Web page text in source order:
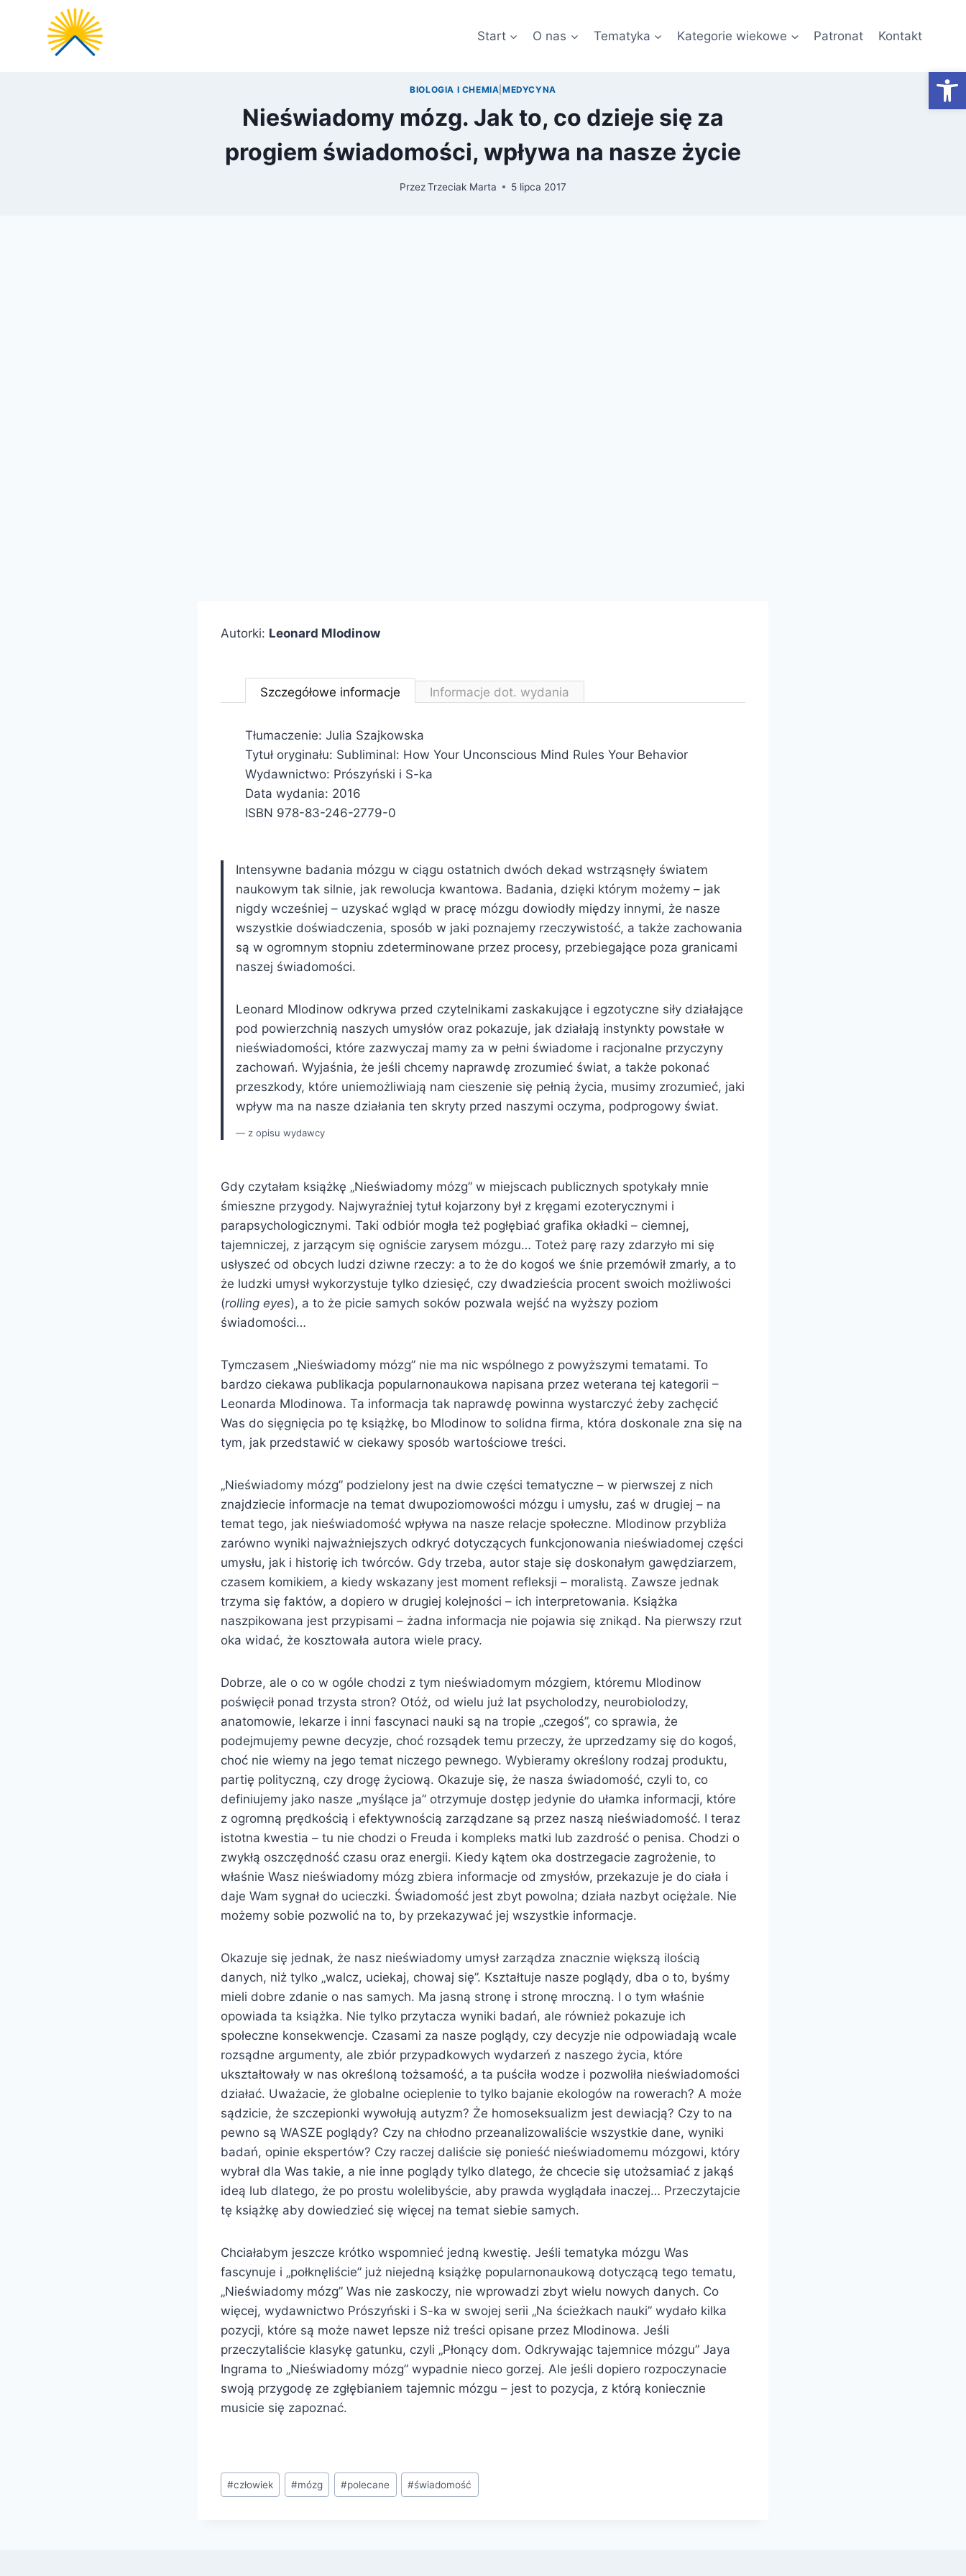
Start O nas Tematyka Kategorie wiekowe Patronat Kontakt
BIOLOGIA I CHEMIA MEDYCYNA
Nieświadomy mózg. Jak to, co dzieje się za
progiem świadomości, wpływa na nasze życie
PrzezTrzeciak Marta 5 lipca 2017
Autorki: Leonard Mlodinow
Szczegółowe informacje Informacje dot. wydania
Tłumaczenie: Julia Szajkowska
Tytuł oryginału: Subliminal: How Your Unconscious Mind Rules Your Behavior
Wydawnictwo: Prószyński i S-ka
Data wydania: 2016
ISBN 978-83-246-2779-0
Intensywne badania mózgu w ciągu ostatnich dwóch dekad wstrząsnęły światem
naukowym tak silnie, jak rewolucja kwantowa. Badania, dzięki którym możemy – jak
nigdy wcześniej – uzyskać wgląd w pracę mózgu dowiodły między innymi, że nasze
wszystkie doświadczenia, sposób w jaki poznajemy rzeczywistość, a także zachowania
są w ogromnym stopniu zdeterminowane przez procesy, przebiegające poza granicami
naszej świadomości.
Leonard Mlodinow odkrywa przed czytelnikami zaskakujące i egzotyczne siły działające
pod powierzchnią naszych umysłów oraz pokazuje, jak działają instynkty powstałe w
nieświadomości, które zazwyczaj mamy za w pełni świadome i racjonalne przyczyny
zachowań. Wyjaśnia, że jeśli chcemy naprawdę zrozumieć świat, a także pokonać
przeszkody, które uniemożliwiają nam cieszenie się pełnią życia, musimy zrozumieć, jaki
wpływ ma na nasze działania ten skryty przed naszymi oczyma, podprogowy świat.
z opisu wydawcy
Gdy czytałam książkę „Nieświadomy mózg” w miejscach publicznych spotykały mnie
śmieszne przygody. Najwyraźniej tytuł kojarzony był z kręgami ezoterycznymi i
parapsychologicznymi. Taki odbiór mogła też pogłębiać grafika okładki – ciemnej,
tajemniczej, z jarzącym się ogniście zarysem mózgu… Toteż parę razy zdarzyło mi się
usłyszeć od obcych ludzi dziwne rzeczy: a to że do kogoś we śnie przemówił zmarły, a to
że ludzki umysł wykorzystuje tylko dziesięć, czy dwadzieścia procent swoich możliwości
(rolling eyes), a to że picie samych soków pozwala wejść na wyższy poziom
świadomości…
Tymczasem „Nieświadomy mózg” nie ma nic wspólnego z powyższymi tematami. To
bardzo ciekawa publikacja popularnonaukowa napisana przez weterana tej kategorii –
Leonarda Mlodinowa. Ta informacja tak naprawdę powinna wystarczyć żeby zachęcić
Was do sięgnięcia po tę książkę, bo Mlodinow to solidna firma, która doskonale zna się na
tym, jak przedstawić w ciekawy sposób wartościowe treści.
„Nieświadomy mózg” podzielony jest na dwie części tematyczne – w pierwszej z nich
znajdziecie informacje na temat dwupoziomowości mózgu i umysłu, zaś w drugiej – na
temat tego, jak nieświadomość wpływa na nasze relacje społeczne. Mlodinow przybliża
zarówno wyniki najważniejszych odkryć dotyczących funkcjonowania nieświadomej części
umysłu, jak i historię ich twórców. Gdy trzeba, autor staje się doskonałym gawędziarzem,
czasem komikiem, a kiedy wskazany jest moment refleksji – moralistą. Zawsze jednak
trzyma się faktów, a dopiero w drugiej kolejności – ich interpretowania. Książka
naszpikowana jest przypisami – żadna informacja nie pojawia się znikąd. Na pierwszy rzut
oka widać, że kosztowała autora wiele pracy.
Dobrze, ale o co w ogóle chodzi z tym nieświadomym mózgiem, któremu Mlodinow
poświęcił ponad trzysta stron? Otóż, od wielu już lat psycholodzy, neurobiolodzy,
anatomowie, lekarze i inni fascynaci nauki są na tropie „czegoś”, co sprawia, że
podejmujemy pewne decyzje, choć rozsądek temu przeczy, że uprzedzamy się do kogoś,
choć nie wiemy na jego temat niczego pewnego. Wybieramy określony rodzaj produktu,
partię polityczną, czy drogę życiową. Okazuje się, że nasza świadomość, czyli to, co
definiujemy jako nasze „myślące ja” otrzymuje dostęp jedynie do ułamka informacji, które
z ogromną prędkością i efektywnością zarządzane są przez naszą nieświadomość. I teraz
istotna kwestia – tu nie chodzi o Freuda i kompleks matki lub zazdrość o penisa. Chodzi o
zwykłą oszczędność czasu oraz energii. Kiedy kątem oka dostrzegacie zagrożenie, to
właśnie Wasz nieświadomy mózg zbiera informacje od zmysłów, przekazuje je do ciała i
daje Wam sygnał do ucieczki. Świadomość jest zbyt powolna; działa nazbyt ociężale. Nie
możemy sobie pozwolić na to, by przekazywać jej wszystkie informacje.
Okazuje się jednak, że nasz nieświadomy umysł zarządza znacznie większą ilością
danych, niż tylko „walcz, uciekaj, chowaj się”. Kształtuje nasze poglądy, dba o to, byśmy
mieli dobre zdanie o nas samych. Ma jasną stronę i stronę mroczną. I o tym właśnie
opowiada ta książka. Nie tylko przytacza wyniki badań, ale również pokazuje ich
społeczne konsekwencje. Czasami za nasze poglądy, czy decyzje nie odpowiadają wcale
rozsądne argumenty, ale zbiór przypadkowych wydarzeń z naszego życia, które
ukształtowały w nas określoną tożsamość, a ta puściła wodze i pozwoliła nieświadomości
działać. Uważacie, że globalne ocieplenie to tylko bajanie ekologów na rowerach? A może
sądzicie, że szczepionki wywołują autyzm? Że homoseksualizm jest dewiacją? Czy to na
pewno są WASZE poglądy? Czy na chłodno przeanalizowaliście wszystkie dane, wyniki
badań, opinie ekspertów? Czy raczej daliście się ponieść nieświadomemu mózgowi, który
wybrał dla Was takie, a nie inne poglądy tylko dlatego, że chcecie się utożsamiać z jakąś
ideą lub dlatego, że po prostu wolelibyście, aby prawda wyglądała inaczej… Przeczytajcie
tę książkę aby dowiedzieć się więcej na temat siebie samych.
Chciałabym jeszcze krótko wspomnieć jedną kwestię. Jeśli tematyka mózgu Was
fascynuje i „połknęliście” już niejedną książkę popularnonaukową dotyczącą tego tematu,
„Nieświadomy mózg” Was nie zaskoczy, nie wprowadzi zbyt wielu nowych danych. Co
więcej, wydawnictwo Prószyński i S-ka w swojej serii „Na ścieżkach nauki” wydało kilka
pozycji, które są może nawet lepsze niż treści opisane przez Mlodinowa. Jeśli
przeczytaliście klasykę gatunku, czyli „Płonący dom. Odkrywając tajemnice mózgu” Jaya
Ingrama to „Nieświadomy mózg” wypadnie nieco gorzej. Ale jeśli dopiero rozpoczynacie
swoją przygodę ze zgłębianiem tajemnic mózgu – jest to pozycja, z którą koniecznie
musicie się zapoznać.
Tagi
wpisu:
#człowiek #mózg #polecane #świadomość